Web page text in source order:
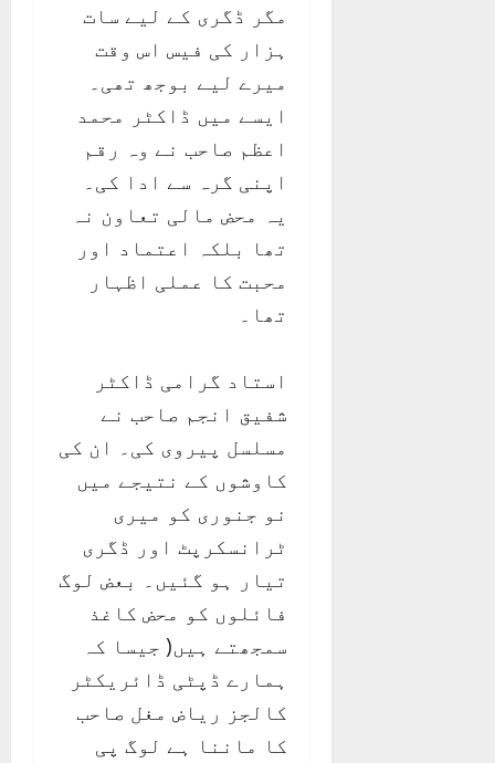
مگر ڈگری کے لیے سات
ہزار کی فیس اس وقت
میرے لیے بوجھ تھی۔
ایسے میں ڈاکٹر محمد
اعظم صاحب نے وہ رقم
اپنی گرہ سے ادا کی۔
یہ محض مالی تعاون نہ
تھا بلکہ اعتماد اور
محبت کا عملی اظہار
تھا۔
استاد گرامی ڈاکٹر
شفیق انجم صاحب نے
مسلسل پیروی کی۔ ان کی
کاوشوں کے نتیجے میں
نو جنوری کو میری
ٹرانسکرپٹ اور ڈگری
تیار ہو گئیں۔ بعض لوگ
فائلوں کو محض کاغذ
سمجھتے ہیں( جیسا کہ
ہمارے ڈپٹی ڈائریکٹر
کالجز ریاض مغل صاحب
کا ماننا ہے لوگ پی